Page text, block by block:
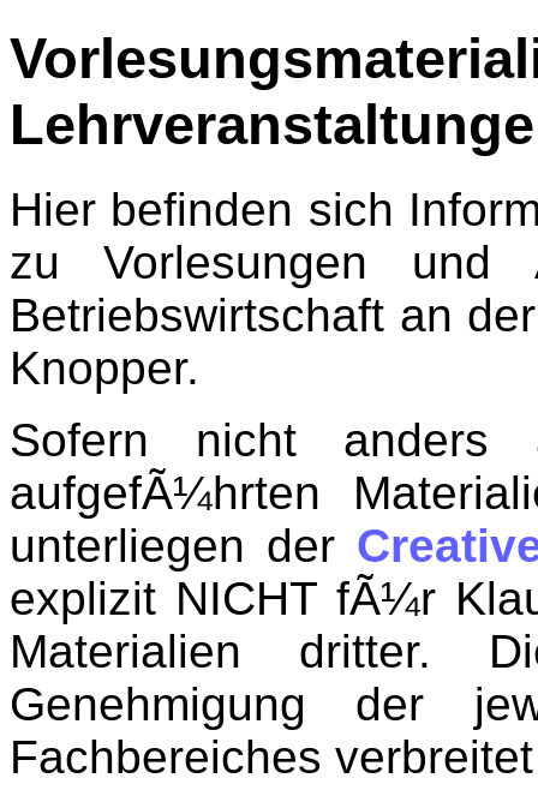
Hier befinden sich
zu Vorlesungen und
Betriebswirtschaft an
Knopper.
Sofern nicht anders
aufgefÃ¼hrten
unterliegen der
explizit NICHT fÃ¼r
Materialien dritter.
Genehmigung der
Fachbereiches